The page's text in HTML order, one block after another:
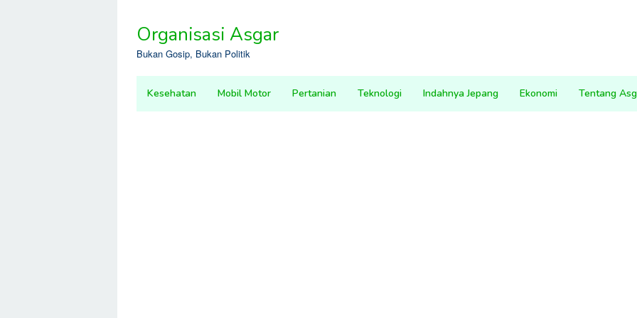
contentOrganisasi Asgar
Bukan Gosip, Bukan Politik
Kesehatan Mobil Motor Pertanian Teknologi Indahnya Jepang Ekonomi Tentang